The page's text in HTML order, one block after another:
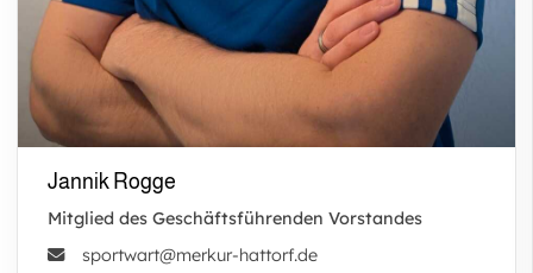
Jannik Rogge
Mitglied des Geschäftsführenden Vorstandes
sportwart@merkur-hattorf.de